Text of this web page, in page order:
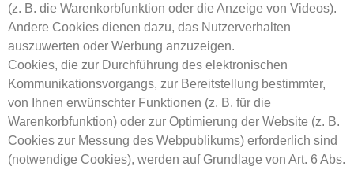
(z. B. die Warenkorbfunktion oder die Anzeige von Videos).
Andere Cookies dienen dazu, das Nutzerverhalten
auszuwerten oder Werbung anzuzeigen.
Cookies, die zur Durchführung des elektronischen
Kommunikationsvorgangs, zur Bereitstellung bestimmter,
von Ihnen erwünschter Funktionen (z. B. für die
Warenkorbfunktion) oder zur Optimierung der Website (z. B.
Cookies zur Messung des Webpublikums) erforderlich sind
(notwendige Cookies), werden auf Grundlage von Art. 6 Abs.